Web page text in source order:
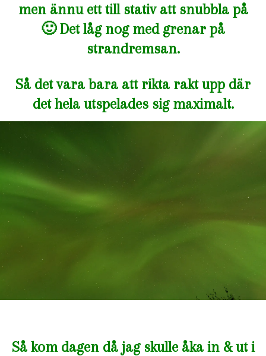
men ännu ett till stativ att snubbla på
🙂 Det låg nog med grenar på
strandremsan.
Så det vara bara att rikta rakt upp där
det hela utspelades sig maximalt.
Så kom dagen då jag skulle åka in & ut i